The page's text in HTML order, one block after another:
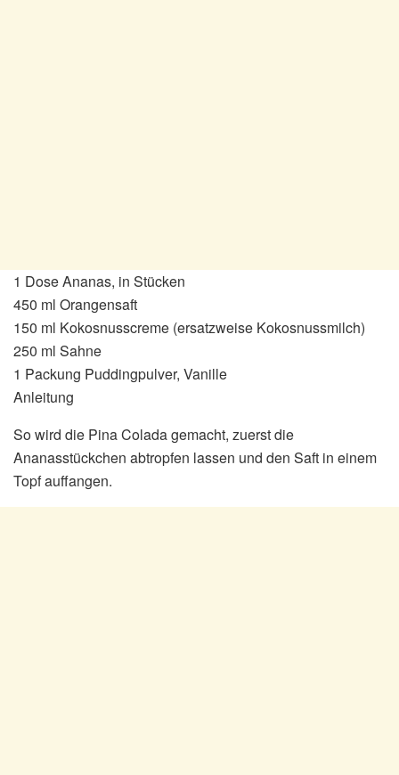
1 Dose Ananas, in Stücken
450 ml Orangensaft
150 ml Kokosnusscreme (ersatzweise Kokosnussmilch)
250 ml Sahne
1 Packung Puddingpulver, Vanille
Anleitung
So wird die Pina Colada gemacht, zuerst die
Ananasstückchen abtropfen lassen und den Saft in einem
Topf auffangen.